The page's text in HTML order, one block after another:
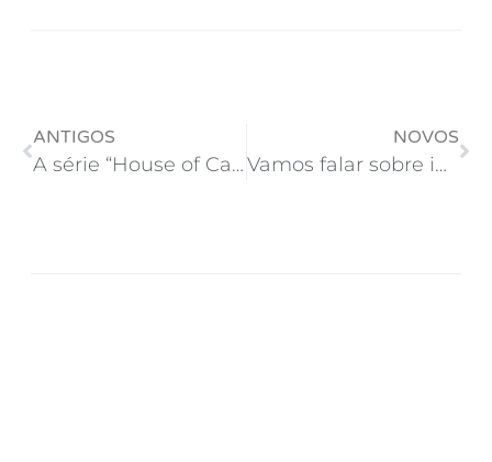
ANTIGOS
A série “House of Cards” ensinando o que são as novas mídias
NOVOS
Vamos falar sobre inclusão nas escolas?